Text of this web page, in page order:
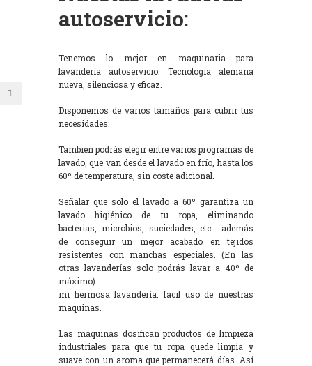
autoservicio:
Tenemos lo mejor en maquinaria para
lavandería autoservicio. Tecnología alemana
nueva, silenciosa y eficaz.
Disponemos de varios tamaños para cubrir tus
necesidades:
Tambien podrás elegir entre varios programas de
lavado, que van desde el lavado en frío, hasta los
60º de temperatura, sin coste adicional.
Señalar que solo el lavado a 60º garantiza un
lavado higiénico de tu ropa, eliminando
bacterias, microbios, suciedades, etc… además
de conseguir un mejor acabado en tejidos
resistentes con manchas especiales. (En las
otras lavanderías solo podrás lavar a 40º de
máximo)
mi hermosa lavandería: facil uso de nuestras
maquinas.
Las máquinas dosifican productos de limpieza
industriales para que tu ropa quede limpia y
suave con un aroma que permanecerá días. Así